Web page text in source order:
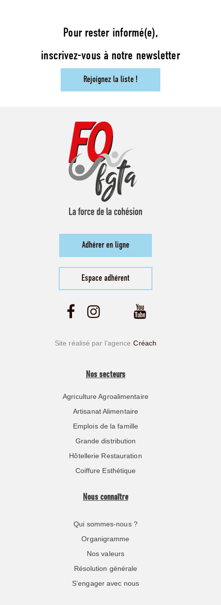
Pour rester informé(e),
inscrivez-vous à notre newsletter
Rejoignez la liste !
Adhérer en ligne
Espace adhérent
Site réalisé par l’agence Créach
Nos secteurs
Agriculture Agroalimentaire
Artisanat Alimentaire
Emplois de la famille
Grande distribution
Hôtellerie Restauration
Coiffure Esthétique
Nous connaître
Qui sommes-nous ?
Organigramme
Nos valeurs
Résolution générale
S’engager avec nous